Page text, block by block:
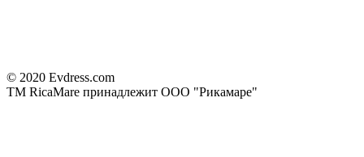
© 2020 Evdress.com
ТМ RicaMare принадлежит ООО "Рикамаре"